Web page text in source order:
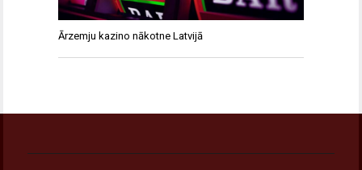
Ārzemju kazino nākotne Latvijā